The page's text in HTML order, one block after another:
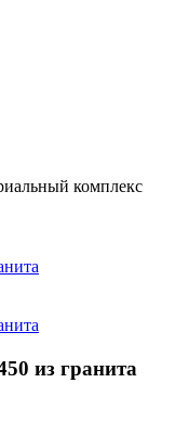
комплекс
из гранита